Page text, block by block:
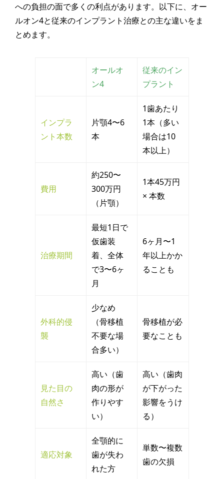
への負担の面で多くの利点があります。以下に、オー
ルオン4と従来のインプラント治療との主な違いをま
とめます。
オールオ
ン4
従来のイン
プラント
インプラ
ント本数
片顎4〜6
本
1歯あたり
1本（多い
場合は10
本以上）
費用
約250〜
300万円
（片顎）
1本45万円
× 本数
治療期間
最短1日で
仮歯装
着、全体
で3〜6ヶ
月
6ヶ月〜1
年以上かか
ることも
外科的侵
襲
少なめ
（骨移植
不要な場
合多い）
骨移植が必
要なことも
見た目の
自然さ
高い（歯
肉の形が
作りやす
い）
高い（歯肉
が下がった
影響をうけ
る）
適応対象
全顎的に
歯が失わ
れた方
単数〜複数
歯の欠損